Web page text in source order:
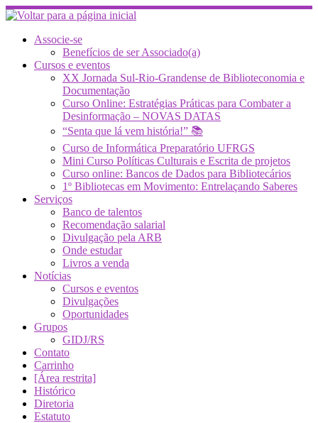
Skip
to
contentAssocie-se
Benefícios de ser Associado(a)
Cursos e eventos
XX Jornada Sul-Rio-Grandense de Biblioteconomia e
Documentação
Curso Online: Estratégias Práticas para Combater a
Desinformação – NOVAS DATAS
“Senta que lá vem história!” 📚
Curso de Informática Preparatório UFRGS
Mini Curso Políticas Culturais e Escrita de projetos
Curso online: Bancos de Dados para Bibliotecários
1º Bibliotecas em Movimento: Entrelaçando Saberes
Serviços
Banco de talentos
Recomendação salarial
Divulgação pela ARB
Onde estudar
Livros a venda
Notícias
Cursos e eventos
Divulgações
Oportunidades
Grupos
GIDJ/RS
Contato
Carrinho
[Área restrita]
Histórico
Diretoria
Estatuto